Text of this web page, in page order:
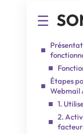
Étapes
Webmail
1.
2.